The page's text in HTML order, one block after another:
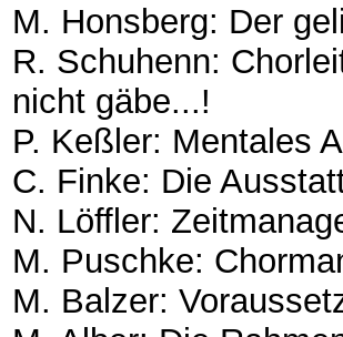
M. Honsberg: Der
R. Schuhenn:
nicht gäbe...!
P. Keßler: Mentales
C. Finke: Die
N. Löffler:
M. Puschke:
M. Balzer: